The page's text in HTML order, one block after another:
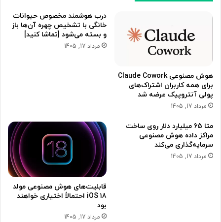
هوش مصنوعی Claude Cowork
برای همه کاربران اشتراک‌های
پولی آنتروپیک عرضه شد
مرداد 17, 1405
درب هوشمند مخصوص حیوانات
خانگی با تشخیص چهره آن‌ها باز
و بسته می‌شود [تماشا کنید]
مرداد 17, 1405
متا 65 میلیارد دلار روی ساخت
مراکز داده هوش مصنوعی
سرمایه‌گذاری می‌کند
مرداد 17, 1405
قابلیت‌های هوش مصنوعی مولد
iOS 18 احتمالاً اختیاری خواهند
بود
مرداد 17, 1405